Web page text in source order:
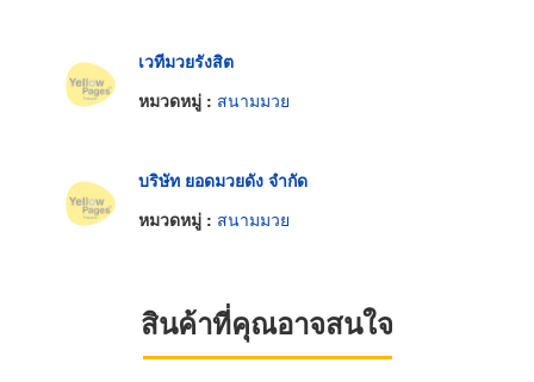
เวทีมวยรังสิต
หมวดหมู่ : สนามมวย
บริษัท ยอดมวยดัง จำกัด
หมวดหมู่ : สนามมวย
สินค้าที่คุณอาจสนใจ